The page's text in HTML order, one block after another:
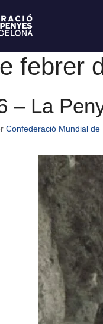
febrer
– La
Confederació Mundial